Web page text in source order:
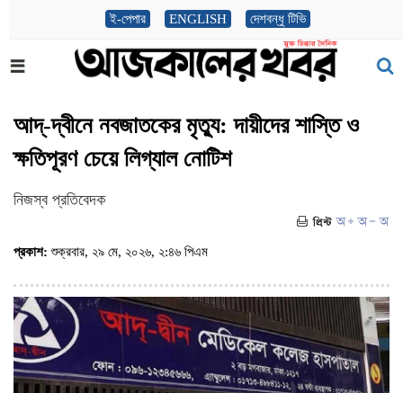
ই-পেপার ENGLISH দেশবন্ধু টিভি
আদ্-দ্বীনে নবজাতকের মৃত্যু: দায়ীদের শাস্তি ও
ক্ষতিপূরণ চেয়ে লিগ্যাল নোটিশ
নিজস্ব প্রতিবেদক
প্রকাশ: শুক্রবার, ২৯ মে, ২০২৬, ২:৪৬ পিএম